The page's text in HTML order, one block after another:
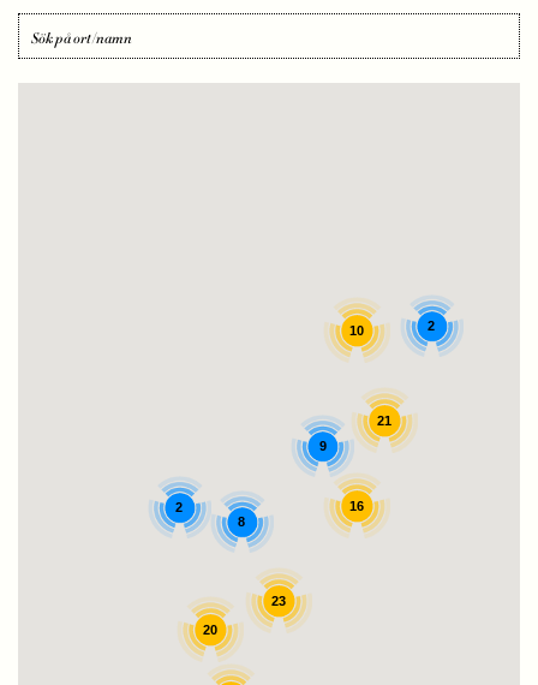
Sök
på
ort/namn
9
20
23
21
16
8
2
10 2